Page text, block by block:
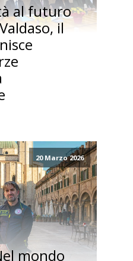
al futuro
il
20 Marzo 2026
mondo